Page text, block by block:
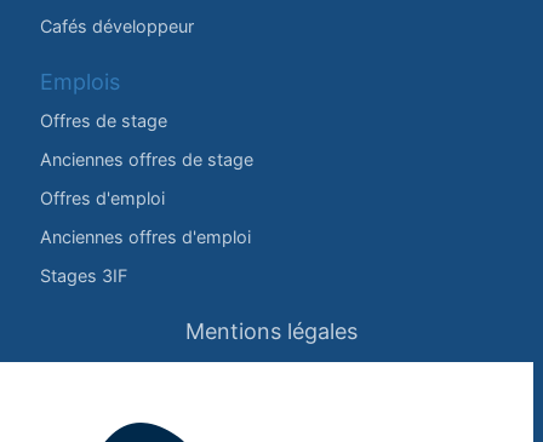
Cafés développeur
Emplois
Offres de stage
Anciennes offres de stage
Offres d'emploi
Anciennes offres d'emploi
Stages 3IF
Mentions légales